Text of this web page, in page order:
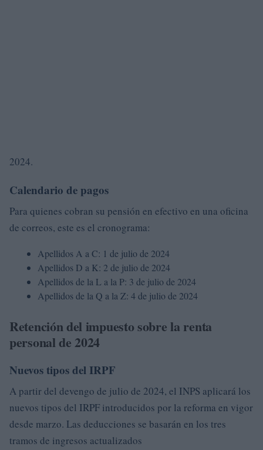
2024.
Calendario de pagos
Para quienes cobran su pensión en efectivo en una oficina
de correos, este es el cronograma:
Apellidos A a C: 1 de julio de 2024
Apellidos D a K: 2 de julio de 2024
Apellidos de la L a la P: 3 de julio de 2024
Apellidos de la Q a la Z: 4 de julio de 2024
Retención del impuesto sobre la renta
personal de 2024
Nuevos tipos del IRPF
A partir del devengo de julio de 2024, el INPS aplicará los
nuevos tipos del IRPF introducidos por la reforma en vigor
desde marzo. Las deducciones se basarán en los tres
tramos de ingresos actualizados